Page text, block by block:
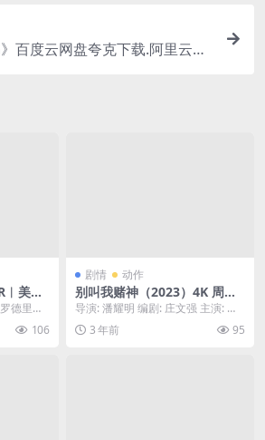
百度云网盘夸克下载.阿里云盘.
美国
精品?????
德里格
兹/麦克
106
剧情 动作
别叫我赌神（2023）4K 周润
发 只分享精品?????
导演: 潘耀明 编剧: 庄文强 主演: 周
润发 / 袁咏仪 / 柯炜林 / 方中...
3 年前 95